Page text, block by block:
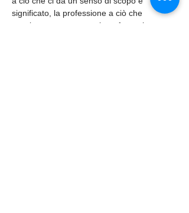
significato, la professione a ciò che
possiamo essere pagati per fare e la